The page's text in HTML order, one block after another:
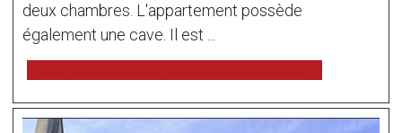
deux chambres. L'appartement possède
également une cave. Il est ...